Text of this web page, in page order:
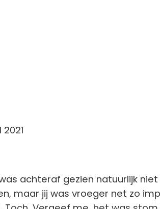
achteraf gezien natuurlijk niet
maar jij was vroeger net zo